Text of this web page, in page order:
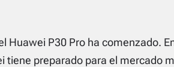
Huawei P30 Pro ha comenzado.
tiene preparado para el mercado